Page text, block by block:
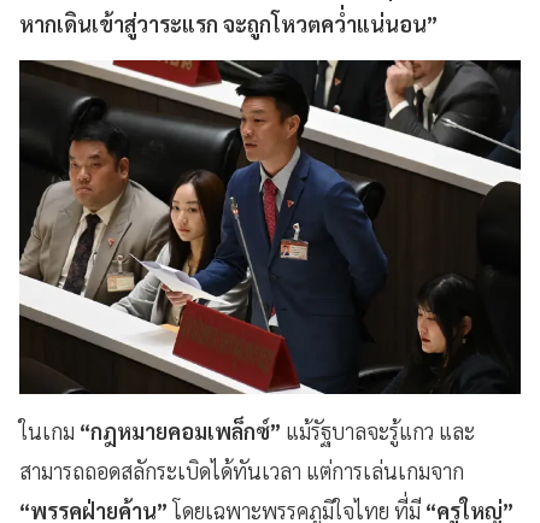
หากเดินเข้าสู่วาระแรก จะถูกโหวตคว่ำแน่นอน”
ในเกม “กฎหมายคอมเพล็กซ์” แม้รัฐบาลจะรู้แกว และ
สามารถถอดสลักระเบิดได้ทันเวลา แต่การเล่นเกมจาก
“พรรคฝ่ายค้าน”โดยเฉพาะพรรคภูมิใจไทย ที่มี “ครูใหญ่”